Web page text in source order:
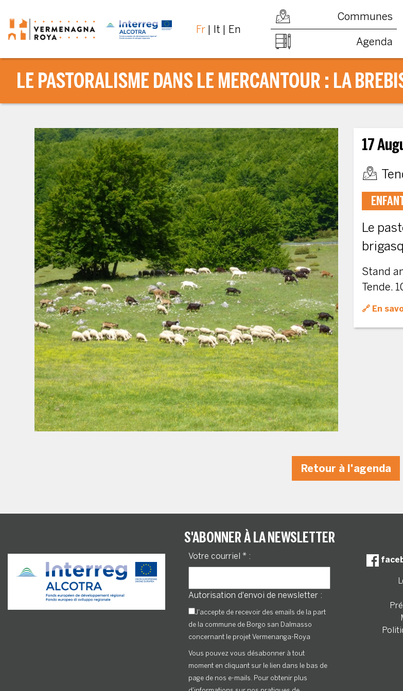
Fr It En
Communes
Agenda
LE PASTORALISME DANS LE MERCANTOUR : LA
17
Le
Stand
Tende.
En
Retour à l'agenda
S'ABONNER À LA NEWSLETTER
Votre courriel * :
Autorisation d'envoi de newsletter :
J'accepte de recevoir des emails de la part
de la commune de Borgo san Dalmasso
concernant le projet Vermenanga-Roya
Vous pouvez vous désabonner à tout
moment en cliquant sur le lien dans le bas de
page de nos e-mails. Pour obtenir plus